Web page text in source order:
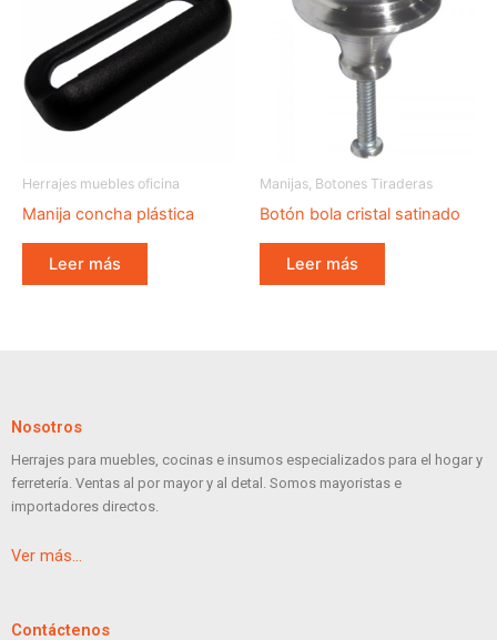
Herrajes muebles oficina
Manija concha plástica
Leer más
Manijas, Botones Tiraderas
Botón bola cristal satinado
Leer más
Nosotros
Herrajes para muebles, cocinas e insumos especializados para el hogar y
ferretería. Ventas al por mayor y al detal. Somos mayoristas e
importadores directos.
Ver más…
Contáctenos